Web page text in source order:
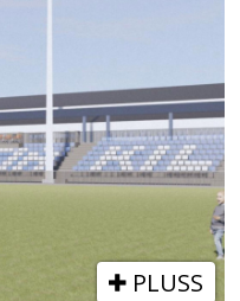
PLUSS